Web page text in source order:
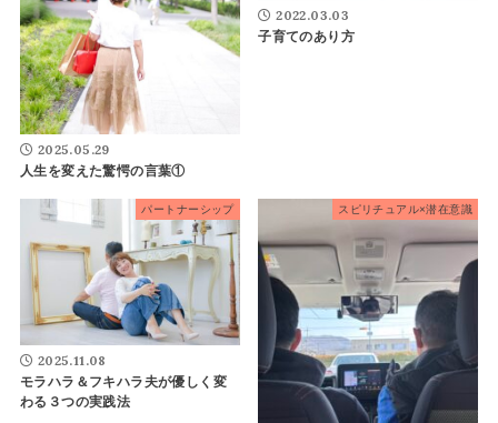
2025.05.29
人生を変えた驚愕の言葉①
2022.03.03
子育てのあり方
パートナーシップ
2025.11.08
モラハラ＆フキハラ夫が優しく変
わる３つの実践法
スピリチュアル×潜在意識